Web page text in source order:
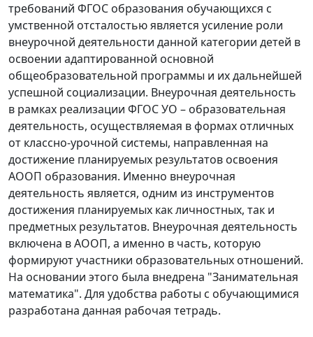
требований ФГОС образования обучающихся с
умственной отсталостью является усиление роли
внеурочной деятельности данной категории детей в
освоении адаптированной основной
общеобразовательной программы и их дальнейшей
успешной социализации. Внеурочная деятельность
в рамках реализации ФГОС УО – образовательная
деятельность, осуществляемая в формах отличных
от классно-урочной системы, направленная на
достижение планируемых результатов освоения
АООП образования. Именно внеурочная
деятельность является, одним из инструментов
достижения планируемых как личностных, так и
предметных результатов. Внеурочная деятельность
включена в АООП, а именно в часть, которую
формируют участники образовательных отношений.
На основании этого была внедрена "Занимательная
математика". Для удобства работы с обучающимися
разработана данная рабочая тетрадь.